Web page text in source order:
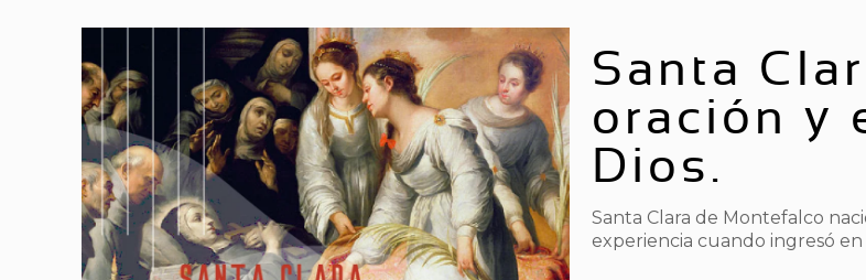
Santa
oración y
Dios.
Santa Clara de Montefalco
experiencia cuando ingresó